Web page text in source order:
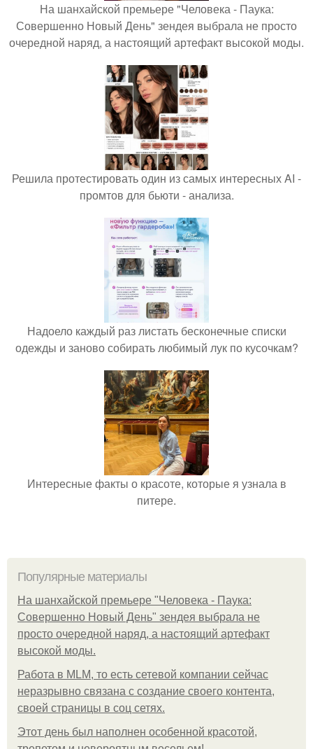
На шанхайской премьере "Человека - Паука:
Совершенно Новый День" зендея выбрала не просто
очередной наряд, а настоящий артефакт высокой моды.
Решила протестировать один из самых интересных AI -
промтов для бьюти - анализа.
Надоело каждый раз листать бесконечные списки
одежды и заново собирать любимый лук по кусочкам?
Интересные факты о красоте, которые я узнала в
питере.
Популярные материалы
На шанхайской премьере "Человека - Паука:
Совершенно Новый День" зендея выбрала не
просто очередной наряд, а настоящий артефакт
высокой моды.
Работа в MLM, то есть сетевой компании сейчас
неразрывно связана с создание своего контента,
своей страницы в соц сетях.
Этот день был наполнен особенной красотой,